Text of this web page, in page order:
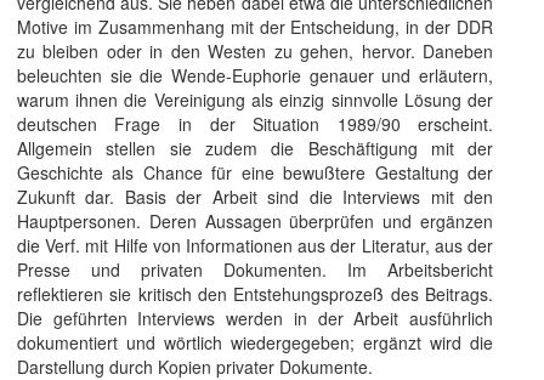
Motive im Zusammenhang mit der Entscheidung, in der DDR
zu bleiben oder in den Westen zu gehen, hervor. Daneben
beleuchten sie die Wende-Euphorie genauer und erläutern,
warum ihnen die Vereinigung als einzig sinnvolle Lösung der
deutschen Frage in der Situation 1989/90 erscheint.
Allgemein stellen sie zudem die Beschäftigung mit der
Geschichte als Chance für eine bewußtere Gestaltung der
Zukunft dar. Basis der Arbeit sind die Interviews mit den
Hauptpersonen. Deren Aussagen überprüfen und ergänzen
die Verf. mit Hilfe von Informationen aus der Literatur, aus der
Presse und privaten Dokumenten. Im Arbeitsbericht
reflektieren sie kritisch den Entstehungsprozeß des Beitrags.
Die geführten Interviews werden in der Arbeit ausführlich
dokumentiert und wörtlich wiedergegeben; ergänzt wird die
Darstellung durch Kopien privater Dokumente.